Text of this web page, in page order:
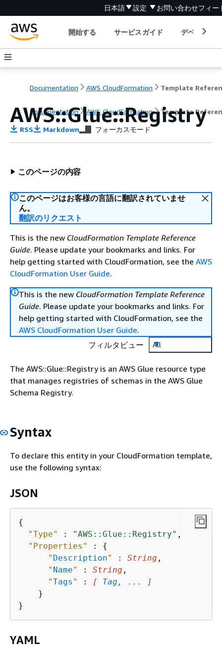
日本語 設定 お問い合わせフィー
開始する サービスガイド デベロッパ
Documentation AWS CloudFormation Template
Documentation AWS CloudFormation Template
AWS::Glue::Registry
RSS Markdown フォーカスモード
このページの内容
このページはお客様の言語に翻訳されていませ
ん。
翻訳のリクエスト
This is the new CloudFormation Template Reference
Guide. Please update your bookmarks and links. For
help getting started with CloudFormation, see the AWS
CloudFormation User Guide.
This is the new CloudFormation Template Reference
Guide. Please update your bookmarks and links. For
help getting started with CloudFormation, see the
AWS CloudFormation User Guide.
フィルタビュー
All
The AWS::Glue::Registry is an AWS Glue resource type
that manages registries of schemas in the AWS Glue
Schema Registry.
Syntax
To declare this entity in your CloudFormation template,
use the following syntax:
JSON
{
"Type"
: "AWS::Glue::Registry" ,
"Properties"
: {
" Description" : String ,
" Name" : String ,
"Tags " : [ Tag , ... ]
    }
YAML